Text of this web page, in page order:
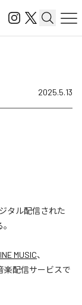
2025.5.13
タル配信された
MUSIC、
楽配信サービスで